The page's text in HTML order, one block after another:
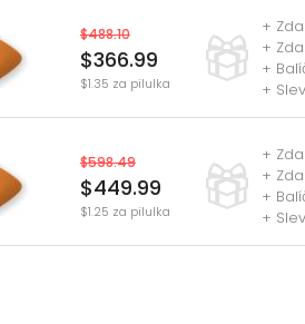
+
+
+
+
$488.10
$366.99
$1.35 za pilulka
+
+
+
+
$598.49
$449.99
$1.25 za pilulka